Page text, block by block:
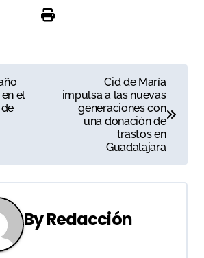
el
Cid de María
impulsa a las nuevas
generaciones con
una donación de
trastos en
Guadalajara
ByRedacción